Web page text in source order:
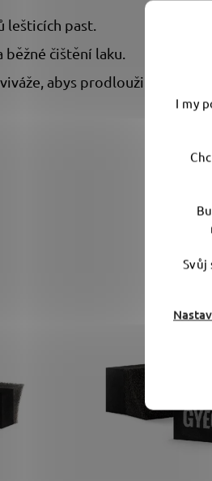
I my
Svůj
lešticích past.
čištění laku.
abys prodloužil životnost